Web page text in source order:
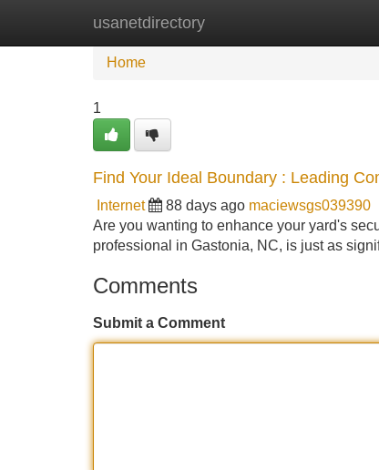
usanetdirectory
Home New Site Listings
Home
1
Find Your Ideal Boundary : Leading
Internet 88 days ago maciewsgs039390
Are you wanting to enhance your yard's
professional in Gastonia, NC, is just as
Comments
Submit a Comment